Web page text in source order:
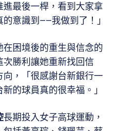
最後一桿，看到大家拿
意識到——我做到了！」
困境後的重生與信念的
勝利讓她重新找回信
，「很感謝台新銀行一
的球員真的很幸福。」
長期投入女子高球運動，